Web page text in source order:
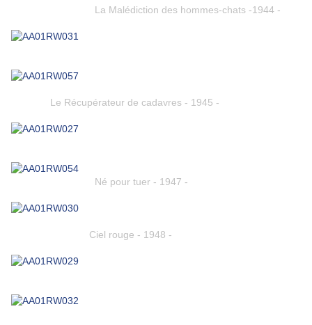
La Malédiction des hommes-chats -1944 -
Le Récupérateur de cadavres - 1945 -
Né pour tuer - 1947 -
Ciel rouge - 1948 -